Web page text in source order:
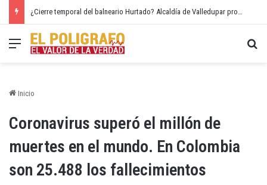
¿Cierre temporal del balneario Hurtado? Alcaldía de Valledupar propone recuperar el río Guatapurí
Menú
Inicio
Coronavirus superó el millón de
muertes en el mundo. En Colombia
son 25.488 los fallecimientos